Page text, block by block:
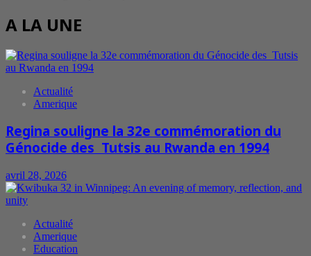
A LA UNE
Actualité
Amerique
Regina souligne la 32e commémoration du
Génocide des Tutsis au Rwanda en 1994
avril 28, 2026
Actualité
Amerique
Education